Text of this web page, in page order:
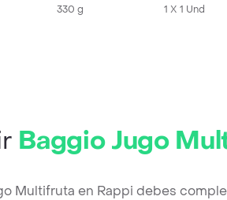
330 g
1 X 1 Und
Baggio Jugo
Multifruta en Rappi debes